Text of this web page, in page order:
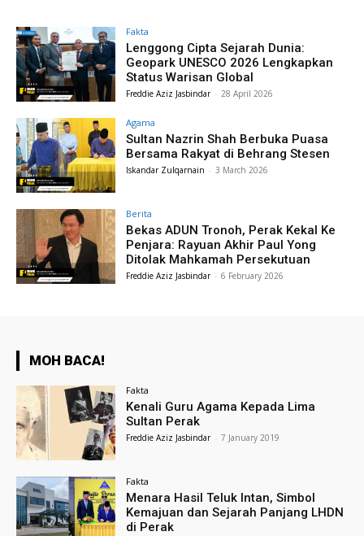
Fakta
Lenggong Cipta Sejarah Dunia:
Geopark UNESCO 2026 Lengkapkan
Status Warisan Global
Freddie Aziz Jasbindar - 28 April 2026
Agama
Sultan Nazrin Shah Berbuka Puasa
Bersama Rakyat di Behrang Stesen
Iskandar Zulqarnain - 3 March 2026
Berita
Bekas ADUN Tronoh, Perak Kekal Ke
Penjara: Rayuan Akhir Paul Yong
Ditolak Mahkamah Persekutuan
Freddie Aziz Jasbindar - 6 February 2026
MOH BACA!
Fakta
Kenali Guru Agama Kepada Lima
Sultan Perak
Freddie Aziz Jasbindar - 7 January 2019
Fakta
Menara Hasil Teluk Intan, Simbol
Kemajuan dan Sejarah Panjang LHDN
di Perak